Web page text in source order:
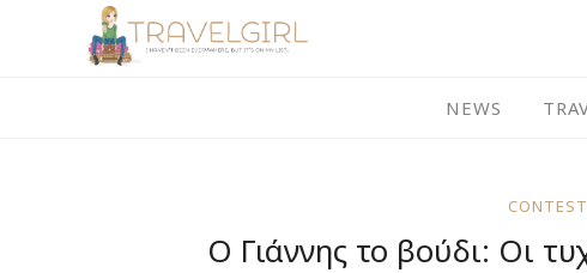
NEWS
Ο Γιάννης το βούδι: Oι